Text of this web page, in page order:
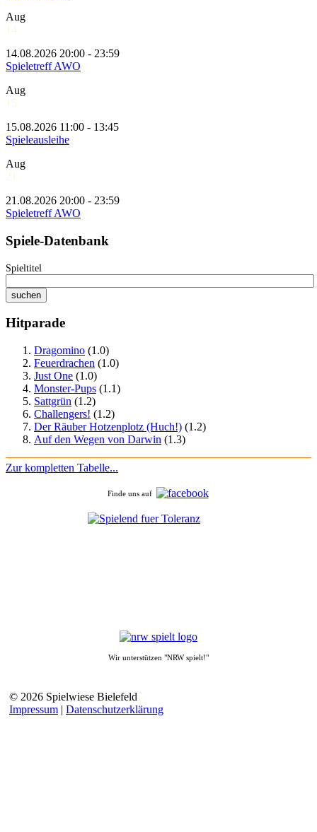
Aug
14
14.08.2026 20:00 - 23:59
Spieletreff AWO
Aug
15
15.08.2026 11:00 - 13:45
Spieleausleihe
Aug
21
21.08.2026 20:00 - 23:59
Spieletreff AWO
Spiele-Datenbank
Spieltitel
Hitparade
Dragomino (1.0)
Feuerdrachen (1.0)
Just One (1.0)
Monster-Pups (1.1)
Sattgrün (1.2)
Challengers! (1.2)
Der Räuber Hotzenplotz (Huch!) (1.2)
Auf den Wegen von Darwin (1.3)
Zur kompletten Tabelle...
Finde uns auf
Wir unterstützen "NRW spielt!"
© 2026 Spielwiese Bielefeld
Impressum | Datenschutzerklärung